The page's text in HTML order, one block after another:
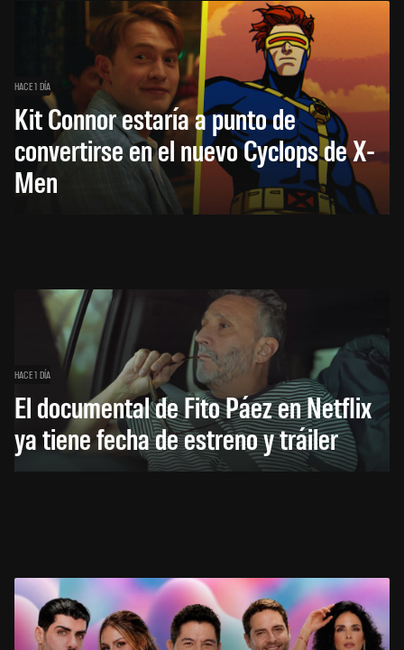
HACE 1 DÍA
Kit Connor estaría a punto de
convertirse en el nuevo Cyclops de X-
Men
HACE 1 DÍA
El documental de Fito Páez en Netflix
ya tiene fecha de estreno y tráiler